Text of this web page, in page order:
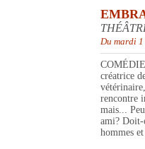
Du mardi
créatrice
rencontre
mais...
ami? Doit-
hommes